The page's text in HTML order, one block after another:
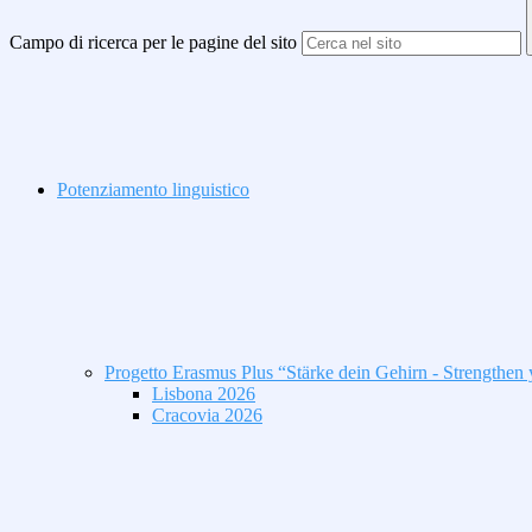
Campo di ricerca per le pagine del sito
Potenziamento linguistico
Progetto Erasmus Plus “Stärke dein Gehirn - Strengthen
Lisbona 2026
Cracovia 2026